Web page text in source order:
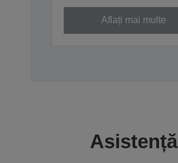
Aflați mai multe
Asistență